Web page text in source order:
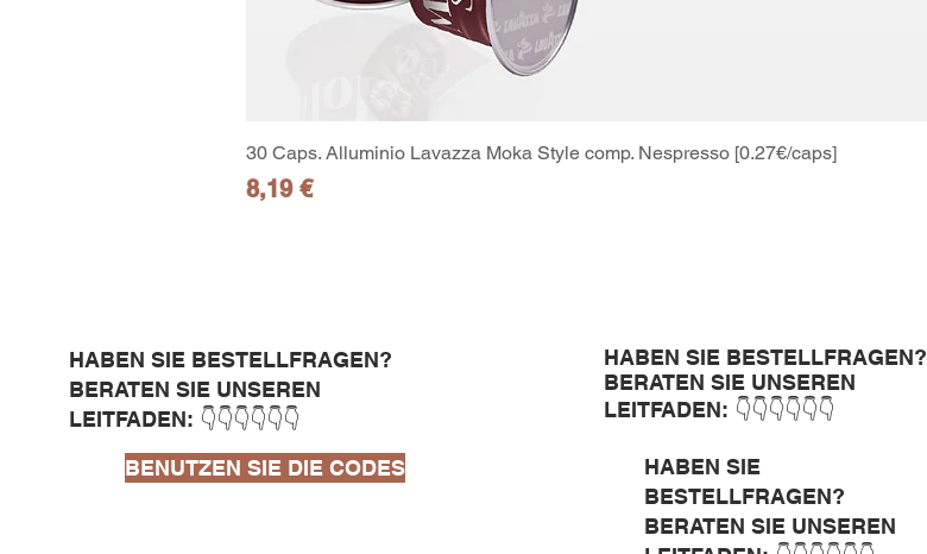
Schnellansicht
30 Caps. Alluminio Lavazza Moka Style comp. Nespresso [0.27€/caps]
Preis
8,19 €
HABEN SIE BESTELLFRAGEN?
BERATEN SIE UNSEREN
LEITFADEN: 👇👇👇👇👇👇
BENUTZEN SIE DIE CODES
HABEN SIE BESTELLFRAGEN?
BERATEN SIE UNSEREN
LEITFADEN: 👇👇👇👇👇👇
HABEN SIE
BESTELLFRAGEN?
BERATEN SIE UNSEREN